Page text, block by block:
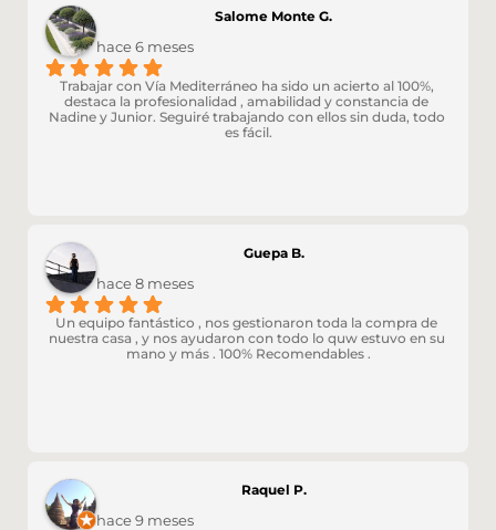
Salome Monte G.
hace 6 meses
Trabajar con Vía Mediterráneo ha sido un acierto al 100%,
destaca la profesionalidad , amabilidad y constancia de
Nadine y Junior. Seguiré trabajando con ellos sin duda, todo
es fácil.
Guepa B.
hace 8 meses
Un equipo fantástico , nos gestionaron toda la compra de
nuestra casa , y nos ayudaron con todo lo quw estuvo en su
mano y más . 100% Recomendables .
Raquel P.
hace 9 meses